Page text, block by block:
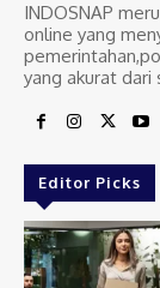
INDOSNAP
online yang
yang akurat dari
Editor Picks